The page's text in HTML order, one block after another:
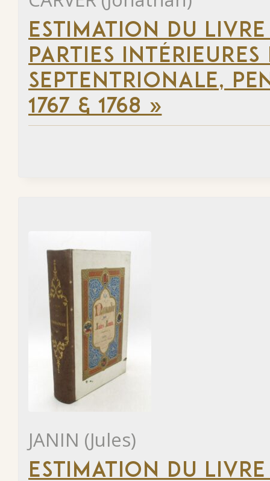
ESTIMATION DU
PARTIES
SEPTENTRIONALE,
1767 & 1768 »
JANIN (Jules)
ESTIMATION DU